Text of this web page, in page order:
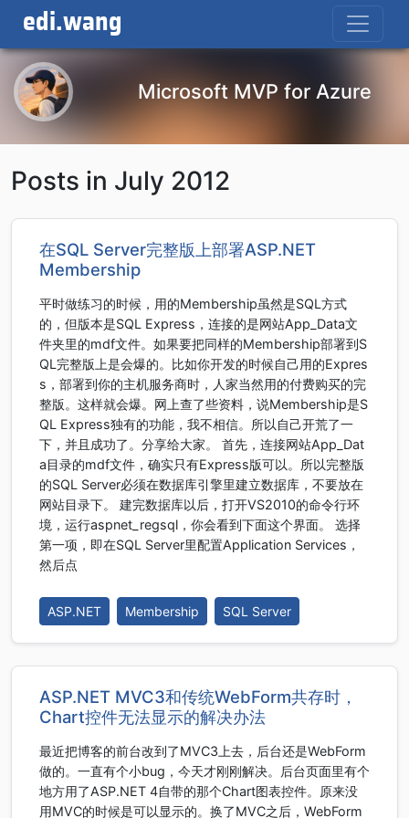
edi.wang
Microsoft MVP for Azure
Posts in July 2012
在SQL Server完整版上部署ASP.NET
Membership
平时做练习的时候，用的Membership虽然是SQL方式
的，但版本是SQL Express，连接的是网站App_Data文
件夹里的mdf文件。如果要把同样的Membership部署到S
QL完整版上是会爆的。比如你开发的时候自己用的Expres
s，部署到你的主机服务商时，人家当然用的付费购买的完
整版。这样就会爆。网上查了些资料，说Membership是S
QL Express独有的功能，我不相信。所以自己开荒了一
下，并且成功了。分享给大家。 首先，连接网站App_Dat
a目录的mdf文件，确实只有Express版可以。所以完整版
的SQL Server必须在数据库引擎里建立数据库，不要放在
网站目录下。 建完数据库以后，打开VS2010的命令行环
境，运行aspnet_regsql，你会看到下面这个界面。 选择
第一项，即在SQL Server里配置Application Services，
然后点
ASP.NET Membership SQL Server
ASP.NET MVC3和传统WebForm共存时，
Chart控件无法显示的解决办法
最近把博客的前台改到了MVC3上去，后台还是WebForm
做的。一直有个小bug，今天才刚刚解决。后台页面里有个
地方用了ASP.NET 4自带的那个Chart图表控件。原来没
用MVC的时候是可以显示的。换了MVC之后，WebForm